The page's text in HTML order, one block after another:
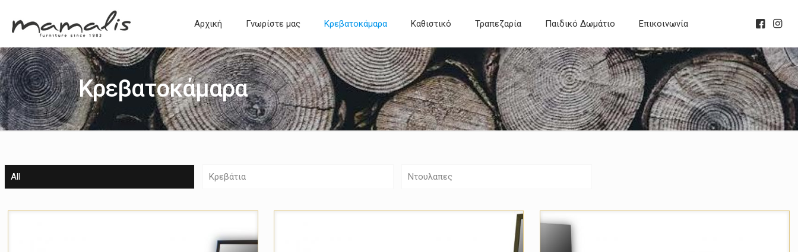
Αρχική Γνωρίστε μας Κρεβατοκάμαρα Καθιστικό Τραπεζαρία Παιδικό Δωμάτιο Επικοινωνία
Κρεβατοκάμαρα
All Κρεβάτια Ντουλαπες